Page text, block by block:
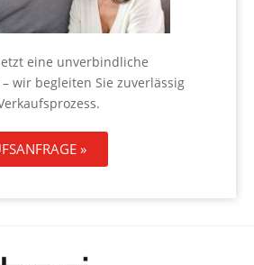
eine unverbindliche
wir begleiten Sie zuverlässig
»